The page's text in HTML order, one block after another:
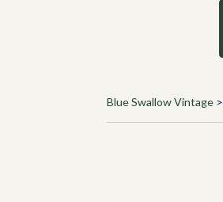
Blue Swallow Vintage>